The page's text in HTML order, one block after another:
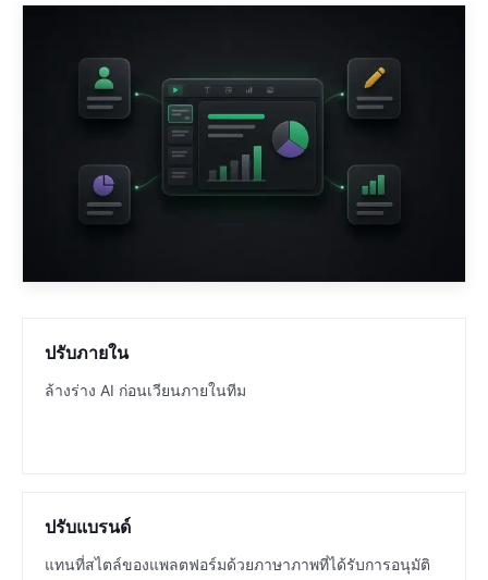
ปรับภายใน
ล้างร่าง AI ก่อนเวียนภายในทีม
ปรับแบรนด์
แทนที่สไตล์ของแพลตฟอร์มด้วยภาษาภาพที่ได้รับการอนุมัติ